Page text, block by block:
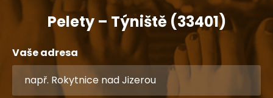
Pelety – Týniště (33401)
Vaše adresa